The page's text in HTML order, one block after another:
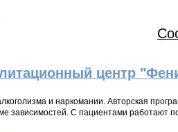
центр
и наркомании. Авторская
зависимостей. С пациентами работают